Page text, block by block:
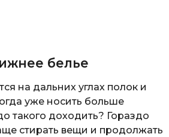
белье
на дальних углах полок и
уже носить больше
такого доходить? Гораздо
стирать вещи и продолжать